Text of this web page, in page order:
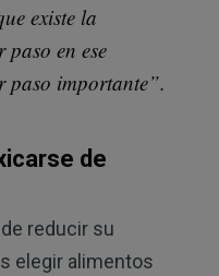
existe la
en ese
paso importante”.
de
reducir su
elegir alimentos